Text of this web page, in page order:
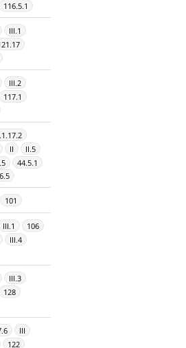
116.5.1
III.1
III.2
117.1
II
II.5
44.5.1
101
III.1
106
III.4
III.3
128
III
122